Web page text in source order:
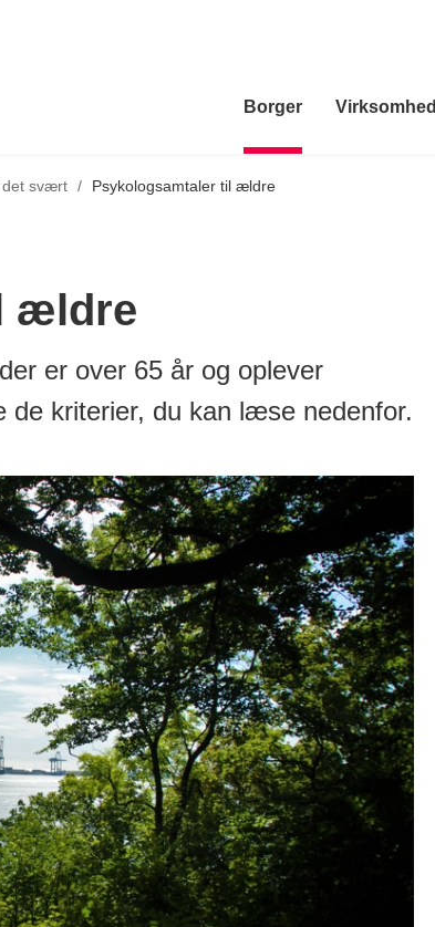
Borger Virksomhed
det svært / Psykologsamtaler til ældre
ældre
er over 65 år og oplever
de kriterier, du kan læse nedenfor.